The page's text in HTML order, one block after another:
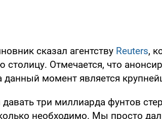
сказал агентству Reuters,
столицу. Отмечается, что
момент является
три миллиарда фунтов
необходимо. Мы просто